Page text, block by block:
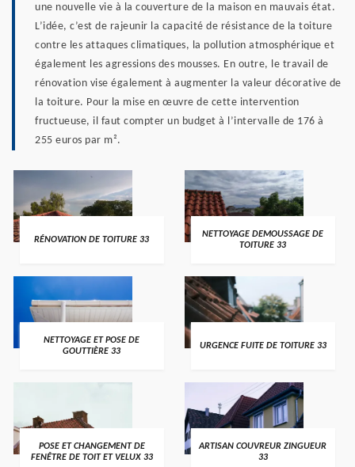
une nouvelle vie à la couverture de la maison en mauvais état.
L’idée, c’est de rajeunir la capacité de résistance de la toiture
contre les attaques climatiques, la pollution atmosphérique et
également les agressions des mousses. En outre, le travail de
rénovation vise également à augmenter la valeur décorative de
la toiture. Pour la mise en œuvre de cette intervention
fructueuse, il faut compter un budget à l’intervalle de 176 à
255 euros par m².
RÉNOVATION DE TOITURE 33
NETTOYAGE DEMOUSSAGE DE
TOITURE 33
NETTOYAGE ET POSE DE
GOUTTIÈRE 33
URGENCE FUITE DE TOITURE 33
POSE ET CHANGEMENT DE
FENÊTRE DE TOIT ET VELUX 33
ARTISAN COUVREUR ZINGUEUR
33